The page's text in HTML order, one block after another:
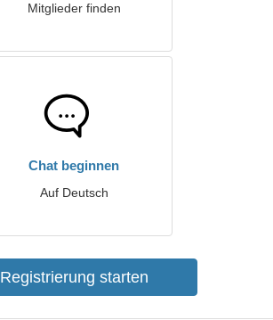
Mitglieder finden
Chat beginnen
Auf Deutsch
Registrierung starten